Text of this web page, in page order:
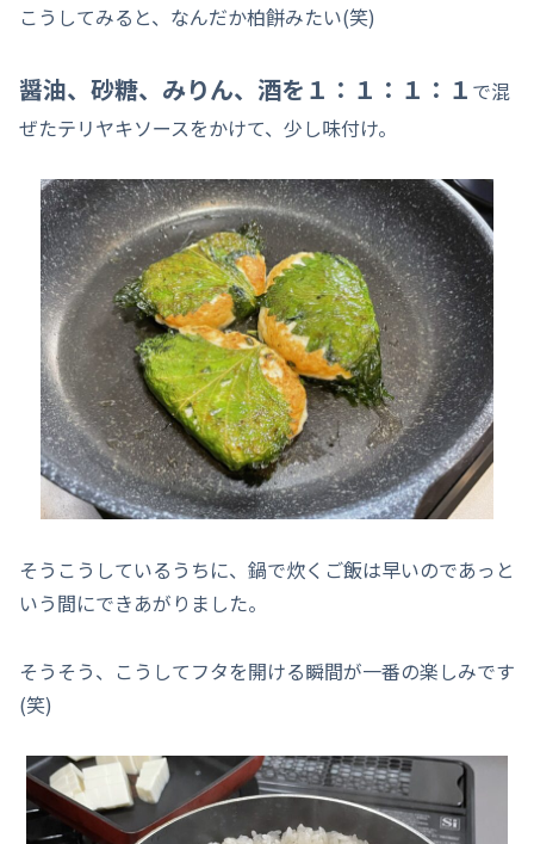
こうしてみると、なんだか柏餅みたい(笑)
醤油、砂糖、みりん、酒を１：１：１：１ で混
ぜたテリヤキソースをかけて、少し味付け。
そうこうしているうちに、鍋で炊くご飯は早いのであっと
いう間にできあがりました。
そうそう、こうしてフタを開ける瞬間が一番の楽しみです
(笑)